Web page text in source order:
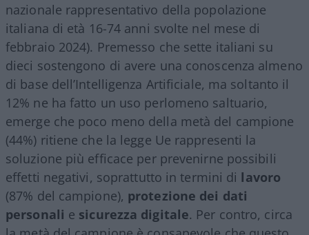
nazionale rappresentativo della popolazione
italiana di età 16-74 anni svolte nel mese di
febbraio 2024). Premesso che sette italiani su
dieci sostengono di avere una conoscenza almeno
di base dell’Intelligenza Artificiale, ma soltanto il
12% ne ha fatto un uso perlomeno saltuario,
emerge che poco meno della metà del campione
(44%) ritiene che la legge Ue rappresenti la
soluzione più efficace per prevenirne possibili
effetti negativi, soprattutto in termini di lavoro
(87% del campione), protezione dei dati
personali e sicurezza digitale. Per contro, circa